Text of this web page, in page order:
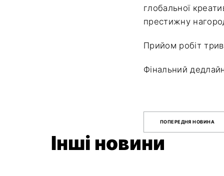
глобальної
престижну
Прийом робіт
Фінальний
ПОПЕРЕДНЯ НОВИНА
Інші новини